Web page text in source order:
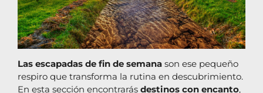
Las escapadas de fin de semana son ese pequeño
respiro que transforma la rutina en descubrimiento.
En esta sección encontrarás destinos con encanto,